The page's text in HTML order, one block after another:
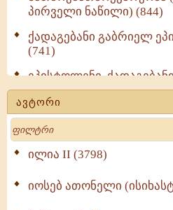
პირველი ნაწილი) (844)
ქადაგებანი გაბრიელ
(741)
ეპისტოლენი,
(723)
მოძღვრის ძალზე
მრევლისათვის (545)
Wisdomge (514)
ქადაგებანი გაბრიელ
ავტორი
Search
ილია II (3798)
იოსებ ათონელი